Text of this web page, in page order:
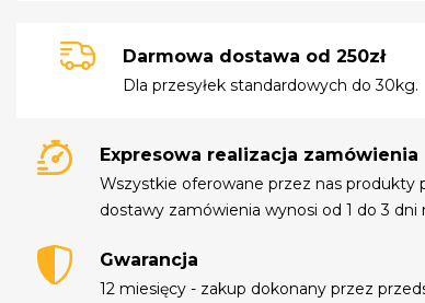
Darmowa dostawa od 250zł
Dla przesyłek standardowych do 30kg.
Expresowa realizacja zamówienia
Wszystkie oferowane przez nas produkty
dostawy zamówienia wynosi od 1 do 3 dni
Gwarancja
12 miesięcy - zakup dokonany przez